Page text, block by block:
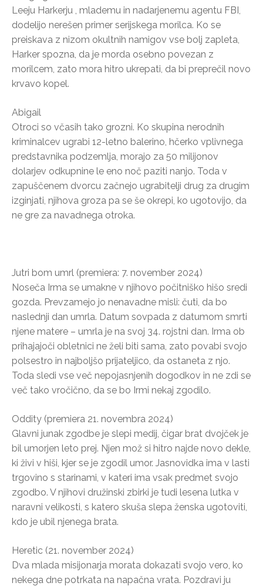
Leeju Harkerju , mlademu in nadarjenemu agentu FBI,
dodelijo nerešen primer serijskega morilca. Ko se
preiskava z nizom okultnih namigov vse bolj zapleta,
Harker spozna, da je morda osebno povezan z
morilcem, zato mora hitro ukrepati, da bi preprečil novo
krvavo kopel.
Abigail
Otroci so včasih tako grozni. Ko skupina nerodnih
kriminalcev ugrabi 12-letno balerino, hčerko vplivnega
predstavnika podzemlja, morajo za 50 milijonov
dolarjev odkupnine le eno noč paziti nanjo. Toda v
zapuščenem dvorcu začnejo ugrabitelji drug za drugim
izginjati, njihova groza pa se še okrepi, ko ugotovijo, da
ne gre za navadnega otroka.
Jutri bom umrl (premiera: 7. november 2024)
Noseča Irma se umakne v njihovo počitniško hišo sredi
gozda. Prevzamejo jo nenavadne misli: čuti, da bo
naslednji dan umrla. Datum sovpada z datumom smrti
njene matere – umrla je na svoj 34. rojstni dan. Irma ob
prihajajoči obletnici ne želi biti sama, zato povabi svojo
polsestro in najboljšo prijateljico, da ostaneta z njo.
Toda sledi vse več nepojasnjenih dogodkov in ne zdi se
več tako vročično, da se bo Irmi nekaj zgodilo.
Oddity (premiera 21. novembra 2024)
Glavni junak zgodbe je slepi medij, čigar brat dvojček je
bil umorjen leto prej. Njen mož si hitro najde novo dekle,
ki živi v hiši, kjer se je zgodil umor. Jasnovidka ima v lasti
trgovino s starinami, v kateri ima vsak predmet svojo
zgodbo. V njihovi družinski zbirki je tudi lesena lutka v
naravni velikosti, s katero skuša slepa ženska ugotoviti,
kdo je ubil njenega brata.
Heretic (21. november 2024)
Dva mlada misijonarja morata dokazati svojo vero, ko
nekega dne potrkata na napačna vrata. Pozdravi ju